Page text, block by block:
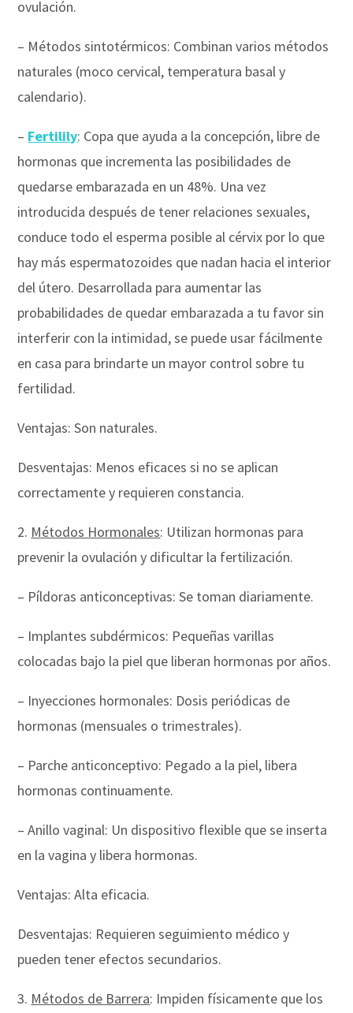
ovulación.
– Métodos sintotérmicos: Combinan varios métodos
naturales (moco cervical, temperatura basal y
calendario).
– Fertilily: Copa que ayuda a la concepción, libre de
hormonas que incrementa las posibilidades de
quedarse embarazada en un 48%. Una vez
introducida después de tener relaciones sexuales,
conduce todo el esperma posible al cérvix por lo que
hay más espermatozoides que nadan hacia el interior
del útero. Desarrollada para aumentar las
probabilidades de quedar embarazada a tu favor sin
interferir con la intimidad, se puede usar fácilmente
en casa para brindarte un mayor control sobre tu
fertilidad.
Ventajas: Son naturales.
Desventajas: Menos eficaces si no se aplican
correctamente y requieren constancia.
2. Métodos Hormonales: Utilizan hormonas para
prevenir la ovulación y dificultar la fertilización.
– Píldoras anticonceptivas: Se toman diariamente.
– Implantes subdérmicos: Pequeñas varillas
colocadas bajo la piel que liberan hormonas por años.
– Inyecciones hormonales: Dosis periódicas de
hormonas (mensuales o trimestrales).
– Parche anticonceptivo: Pegado a la piel, libera
hormonas continuamente.
– Anillo vaginal: Un dispositivo flexible que se inserta
en la vagina y libera hormonas.
Ventajas: Alta eficacia.
Desventajas: Requieren seguimiento médico y
pueden tener efectos secundarios.
3. Métodos de Barrera: Impiden físicamente que los